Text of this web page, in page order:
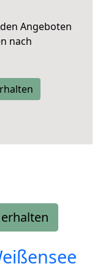
Angeboten
nach